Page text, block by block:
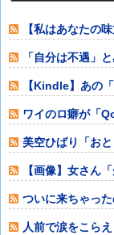
盤は評価値の乱高下
【私はあなたの
「自分は不遇」
【Kindle】あの
ワイのロ癖が「
やが
美空ひばり「お
「よっしゃ」、
【画像】女さん
ゃった⇒結果ｗ
ついに来ちゃっ
代行サービスを
人前で涙をこら